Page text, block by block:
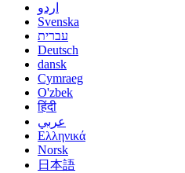
اردو
Svenska
עברית
Deutsch
dansk
Cymraeg
O'zbek
हिंदी
عربي
Ελληνικά
Norsk
日本語